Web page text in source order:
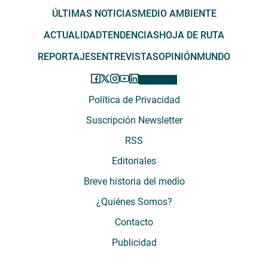
ÚLTIMAS NOTICIASMEDIO AMBIENTE
ACTUALIDADTENDENCIASHOJA DE RUTA
REPORTAJESENTREVISTASOPINIÓNMUNDO
Política de Privacidad
Suscripción Newsletter
RSS
Editoriales
Breve historia del medio
¿Quiénes Somos?
Contacto
Publicidad